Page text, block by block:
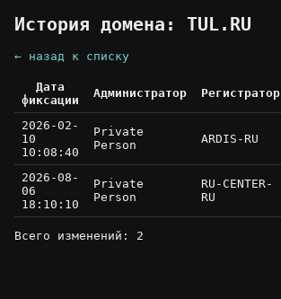
История домена: TUL.RU
← назад к списку
Дата
фиксации
Администратор Регистратор
2026-02-
10
10:08:40
Private
Person
ARDIS-RU
2026-08-
06
18:10:10
Private
Person
RU-CENTER-
RU
Всего изменений: 2